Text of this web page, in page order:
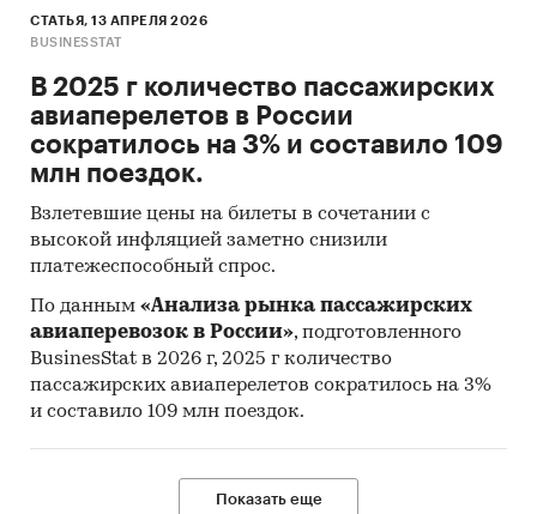
Organization for Economic Cooperation and
Development
World Trade Organization
Наряду с официальной статистикой в
обзоре приведены результаты
исследований BusinesStat:
Анализ открытой информации об отрасли
табачных изделий
Категории: Промышленность / Пищевая
промышленность / Табачные изделия
Весь мир
Пандемия
СТАТЬЯ, 13 АПРЕЛЯ 2026
BUSINESSTAT
В 2025 г количество пассажирских
авиаперелетов в России
сократилось на 3% и составило 109
млн поездок.
Взлетевшие цены на билеты в сочетании с
высокой инфляцией заметно снизили
платежеспособный спрос.
По данным «Анализа рынка пассажирских
авиаперевозок в России», подготовленного
BusinesStat в 2026 г, 2025 г количество
пассажирских авиаперелетов сократилось на 3%
и составило 109 млн поездок.
Показать еще